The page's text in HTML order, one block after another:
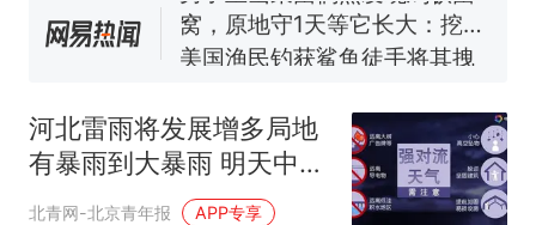
140多朵
美国渔民钓获鲨鱼徒手将其拽
回大海 目击者直呼震惊 （视频
官方通报
热 那个在床头放菜刀的女孩，
因老师一句“跟我回家”改写了
人生
河北雷雨将发展增多局地
有暴雨到大暴雨 明天中南
部高温消退
北青网-北京青年报 APP专享